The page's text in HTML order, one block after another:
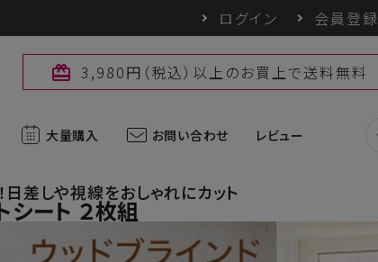
ログイン 会員登録
card_giftcard 3,980円（税込）以上のお買上で送料無料
大量購入 お問い合わせ レビュー
差しや視線をおしゃれにカット
シート ２枚組